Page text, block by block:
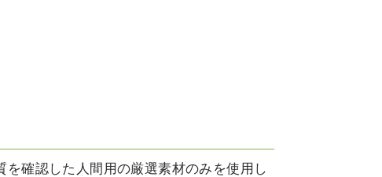
確認した人間用の厳選素材のみを使用し